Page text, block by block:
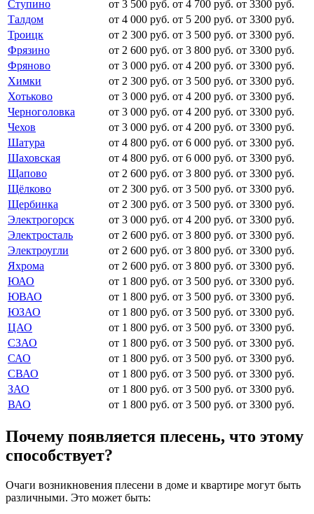
Ступино
от 3 500 руб. от 4 700 руб. от 3300 руб.
Талдом
от 4 000 руб. от 5 200 руб. от 3300 руб.
Троицк
от 2 300 руб. от 3 500 руб. от 3300 руб.
Фрязино
от 2 600 руб. от 3 800 руб. от 3300 руб.
Фряново
от 3 000 руб. от 4 200 руб. от 3300 руб.
Химки
от 2 300 руб. от 3 500 руб. от 3300 руб.
Хотьково
от 3 000 руб. от 4 200 руб. от 3300 руб.
Черноголовка
от 3 000 руб. от 4 200 руб. от 3300 руб.
Чехов
от 3 000 руб. от 4 200 руб. от 3300 руб.
Шатура
от 4 800 руб. от 6 000 руб. от 3300 руб.
Шаховская
от 4 800 руб. от 6 000 руб. от 3300 руб.
Щапово
от 2 600 руб. от 3 800 руб. от 3300 руб.
Щёлково
от 2 300 руб. от 3 500 руб. от 3300 руб.
Щербинка
от 2 300 руб. от 3 500 руб. от 3300 руб.
Электрогорск
от 3 000 руб. от 4 200 руб. от 3300 руб.
Электросталь
от 2 600 руб. от 3 800 руб. от 3300 руб.
Электроугли
от 2 600 руб. от 3 800 руб. от 3300 руб.
Яхрома
от 2 600 руб. от 3 800 руб. от 3300 руб.
ЮАО
от 1 800 руб. от 3 500 руб. от 3300 руб.
ЮВАО
от 1 800 руб. от 3 500 руб. от 3300 руб.
ЮЗАО
от 1 800 руб. от 3 500 руб. от 3300 руб.
ЦАО
от 1 800 руб. от 3 500 руб. от 3300 руб.
СЗАО
от 1 800 руб. от 3 500 руб. от 3300 руб.
САО
от 1 800 руб. от 3 500 руб. от 3300 руб.
СВАО
от 1 800 руб. от 3 500 руб. от 3300 руб.
ЗАО
от 1 800 руб. от 3 500 руб. от 3300 руб.
ВАО
от 1 800 руб. от 3 500 руб. от 3300 руб.
Почему появляется плесень, что этому
способствует?
Очаги возникновения плесени в доме и квартире могут быть
различными. Это может быть: